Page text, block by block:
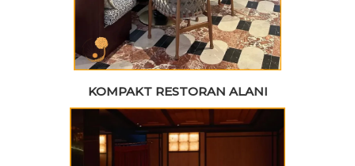
KOMPAKT RESTORAN ALANI